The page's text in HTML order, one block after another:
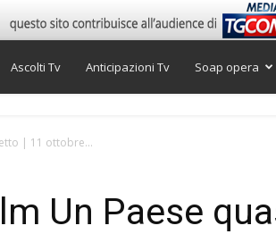
Ascolti Tv Anticipazioni Tv Soap opera
| 11 ottobre...
Un Paese